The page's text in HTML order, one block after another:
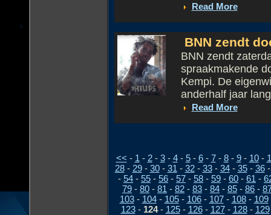
Read More
BNN zendt
BNN zendt
spraakmakende
Kempi. De
anderhalf jaar
Read More
<< - 1 - 2- 3- 4- 5- 6- 7- 8- 9- 10-
28- 29- 30- 31 - 32- 33- 34- 35- 36
- 54 - 55 - 56 - 57 - 58 - 59 - 60 - 61 -
79 - 80 - 81 - 82 - 83 - 84 - 85 - 86 -
103- 104- 105- 106- 107- 108- 109
123- 124- 125- 126- 127- 128- 129